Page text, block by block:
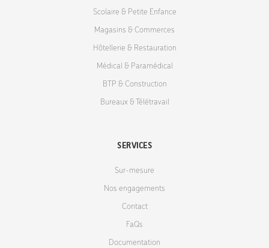
Scolaire & Petite Enfance
Magasins & Commerces
Hôtellerie & Restauration
Médical & Paramédical
BTP & Construction
Bureaux & Télétravail
SERVICES
Sur-mesure
Nos engagements
Contact
FaQs
Documentation